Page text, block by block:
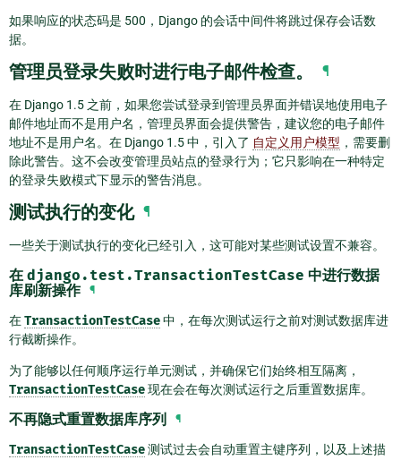
如果响应的状态码是 500，Django 的会话中间件将跳过保存会话数
据。
管理员登录失败时进行电子邮件检查。 ¶
在 Django 1.5 之前，如果您尝试登录到管理员界面并错误地使用电子
邮件地址而不是用户名，管理员界面会提供警告，建议您的电子邮件
地址不是用户名。在 Django 1.5 中，引入了 自定义用户模型 ，需要删
除此警告。这不会改变管理员站点的登录行为；它只影响在一种特定
的登录失败模式下显示的警告消息。
测试执行的变化 ¶
一些关于测试执行的变化已经引入，这可能对某些测试设置不兼容。
在 django.test.TransactionTestCase 中进行数据
库刷新操作
¶
在TransactionTestCase中，在每次测试运行之前对测试数据库进
行截断操作。
为了能够以任何顺序运行单元测试，并确保它们始终相互隔离，
TransactionTestCase现在会在每次测试运行之后重置数据库。
不再隐式重置数据库序列 ¶
TransactionTestCase测试过去会自动重置主键序列，以及上述描